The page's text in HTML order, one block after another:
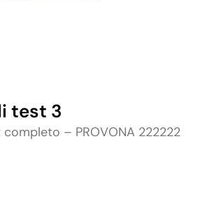
test 3
– PROVONA 222222